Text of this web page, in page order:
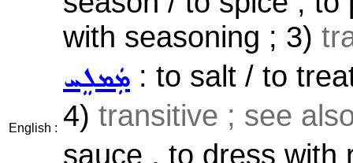
English :
with seasoning ; 3)
ܡܲܡܠܸܚ : to salt / to
4) transitive ; see
sauce , to dress with